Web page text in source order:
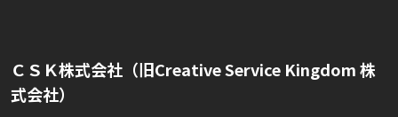
ＣＳＫ株式会社（旧Creative Service Kingdom 株
式会社）